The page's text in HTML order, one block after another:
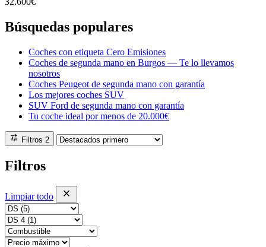
Búsquedas populares
Coches con etiqueta Cero Emisiones
Coches de segunda mano en Burgos — Te lo llevamos
nosotros
Coches Peugeot de segunda mano con garantía
Los mejores coches SUV
SUV Ford de segunda mano con garantía
Tu coche ideal por menos de 20.000€
tune Filtros 2
Filtros
Limpiar todo close